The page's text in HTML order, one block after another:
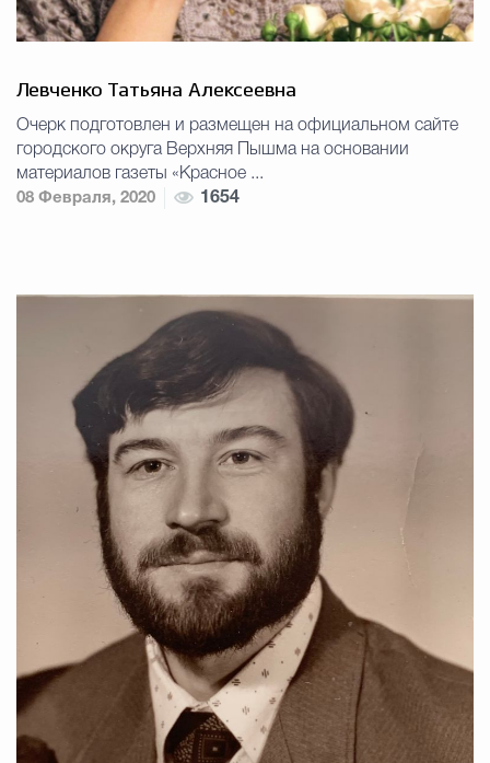
Левченко Татьяна Алексеевна
Очерк подготовлен и размещен на официальном сайте
городского округа Верхняя Пышма на основании
материалов газеты «Красное ...
08 Февраля, 2020
1654